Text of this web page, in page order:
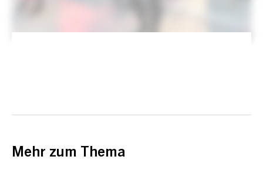
Mehr zum Thema